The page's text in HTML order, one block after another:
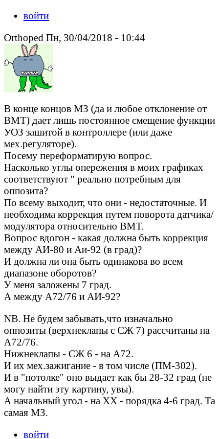
войти
Orthoped Пн, 30/04/2018 - 10:44
В конце концов МЗ (да и любое отклонение от
ВМТ) дает лишь постоянное смещение функции
УОЗ зашитой в контроллере (или даже
мех.регуляторе).
Посему переформатирую вопрос.
Насколько углы опережения в моих графиках
соответствуют " реально потребным для
оппозита?
По всему выходит, что они - недостаточные. И
необходима коррекция путем поворота датчика/
модулятора относительно ВМТ.
Вопрос вдогон - какая должна быть коррекция
между АИ-80 и Аи-92 (в град)?
И должна ли она быть одинакова во всем
диапазоне оборотов?
У меня заложены 7 град.
А между А72/76 и АИ-92?
NB. Не будем забывать,что изначально
оппозиты (верхнеклапы с СЖ 7) рассчитаны на
А72/76.
Нижнеклапы - СЖ 6 - на А72.
И их мех.зажигание - в том числе (ПМ-302).
И в "потолке" оно выдает как бы 28-32 град (не
могу найти эту картину, увы).
А начальный угол - на ХХ - порядка 4-6 град. Та
самая МЗ.
войти